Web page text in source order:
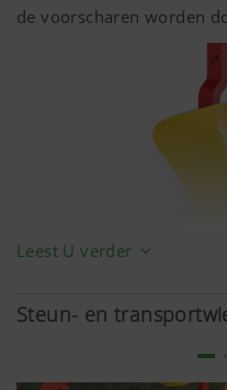
de voorscharen worden
Leest U verder
Steun- en